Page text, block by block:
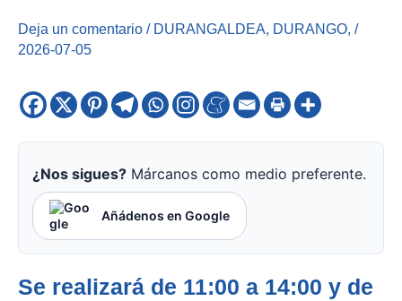
Deja un comentario / DURANGALDEA, DURANGO, /
2026-07-05
¿Nos sigues? Márcanos como medio preferente.
Añádenos en Google
Se realizará de 11:00 a 14:00 y de